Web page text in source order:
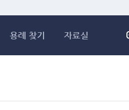
용례 찾기 자료실